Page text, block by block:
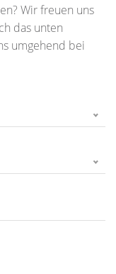
Wir freuen uns
das unten
umgehend bei